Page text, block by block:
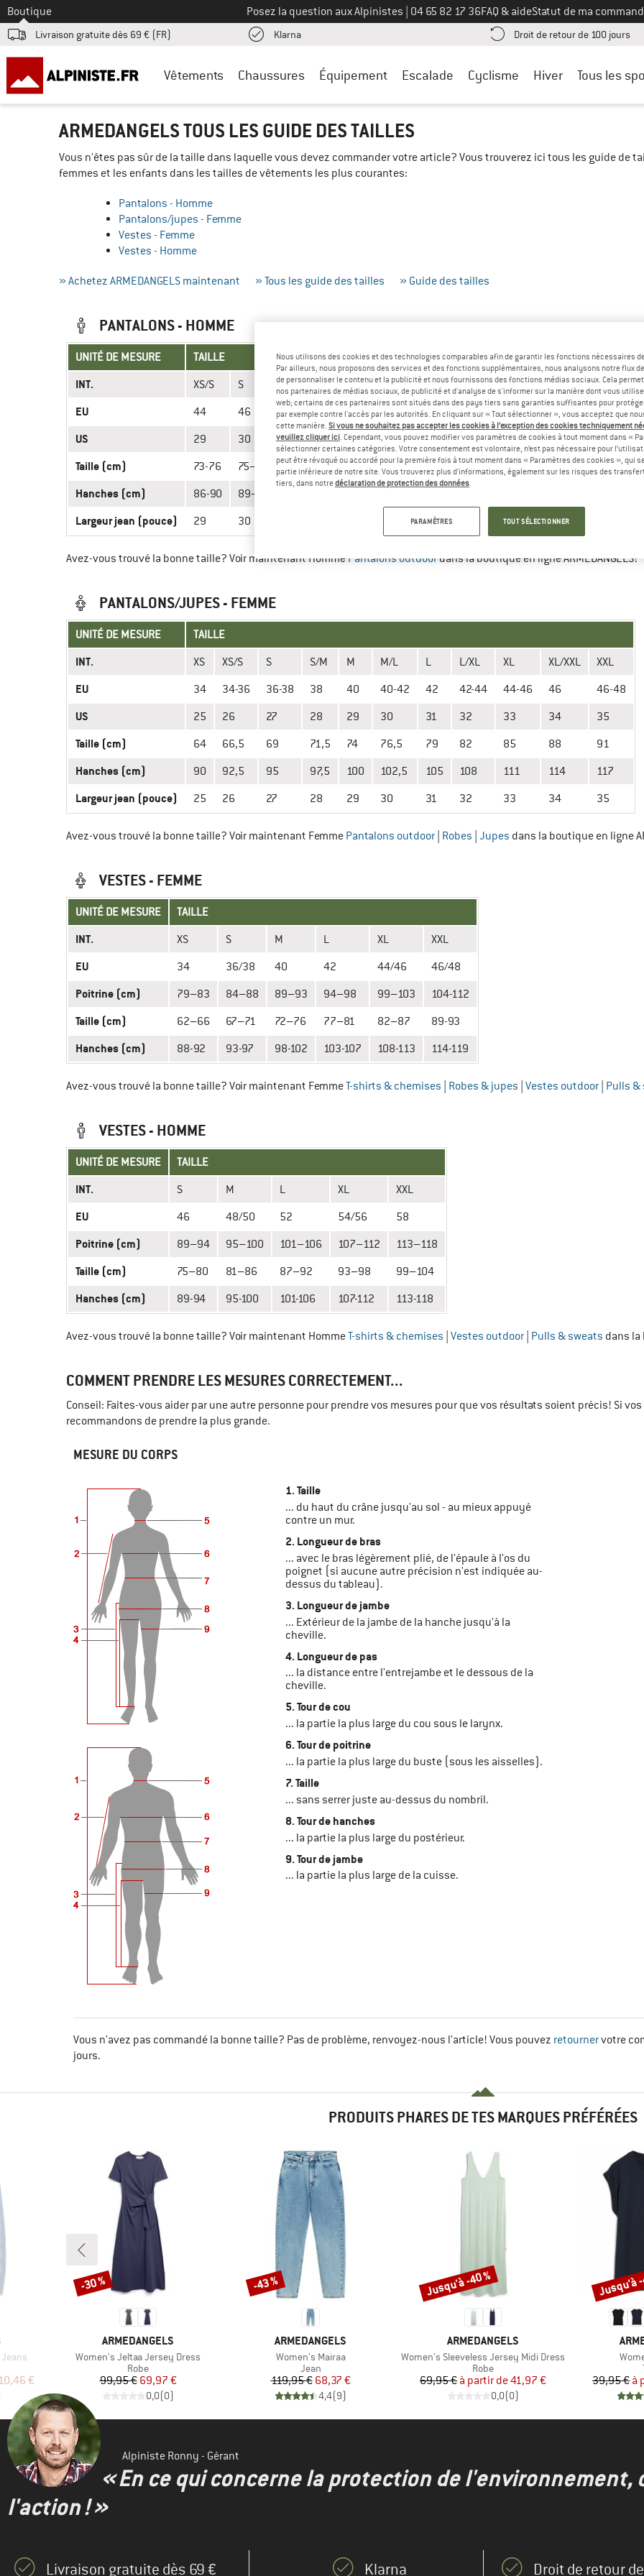
Vers le
Boutique Posez la question aux Alpinistes Appelez-nous au
04 65 82 17 36FAQ & aideStatut de ma
Livraison gratuite dès 69 € (FR) KlarnaTrouve les informations de paiement ici ! Ouvre une boîte d'information
Droit de retour de 100 jours
Vêtements Chaussures Équipement Escalade Cyclisme Hiver Tous les
ARMEDANGELS TOUS LES GUIDE DES TAILLES
Vous n'êtes pas sûr de la taille dans laquelle vous devez commander votre article? Vous trouverez ici tous les guide de
femmes et les enfants dans les tailles de vêtements les plus courantes:
Pantalons - Homme
Pantalons/jupes - Femme
Vestes - Femme
Vestes - Homme
» Achetez ARMEDANGELS maintenant » Tous les guide des tailles » Guide des tailles
PANTALONS - HOMME
UNITÉ DE MESURE TAILLE
INT. XS⁠/⁠S S S⁠/M M M⁠/⁠L L XL XXL
EU 44 46 48 48/50 50 52 54/56 58
US 29 30 31 32 33 34 36 38
Taille (cm) 73-76 75–80 79-82 81–86 85-88 87–92 93–98 99–104
Hanches (cm) 86-90 89–94
Largeur jean (pouce) 29 30 34 36 38
Avez-vous trouvé la bonne taille? Voir maintenant HommePantalons outdoordans la boutique en ligne ARMEDANGELS!
PANTALONS/JUPES - FEMME
UNITÉ DE MESURE TAILLE
INT. XS XS⁠/⁠S S S⁠/M M M⁠/⁠L L L/XL XL XL/XXL XXL
EU 34 34-36 36⁠-38 38 40 40-42 42 42-44 44⁠-46 46 46-48
US 25 26 27 28 29 30 31 32 33 34 35
Taille (cm) 64 66,5 69 71,5 74 76,5 79 82 85 88 91
Hanches (cm) 90 92,5 95 97,5 100 102,5 105 108 111 114 117
Largeur jean (pouce) 25 26 27 28 29 30 31 32 33 34 35
Avez-vous trouvé la bonne taille? Voir maintenant Femme Pantalons outdoor Robes Jupes dans la boutique en ligne
VESTES - FEMME
UNITÉ DE MESURE TAILLE
INT. XS S M L XL XXL
EU 34 36⁠/⁠38 40 42 44⁠/⁠46 46/48
Poitrine (cm) 79⁠–⁠83 84⁠–⁠88 89⁠–⁠93 94⁠–⁠98 99⁠–⁠103 104-112
Taille (cm) 62⁠–⁠66 67⁠–⁠71 72⁠–⁠76 77⁠–⁠81 82⁠–⁠87 89-93
Hanches (cm) 88-92 93-97 98-102 103-107 108-113 114-119
Avez-vous trouvé la bonne taille? Voir maintenant FemmeT-shirts & chemises Robes & jupes Vestes outdoor Pulls &
VESTES - HOMME
UNITÉ DE MESURE TAILLE
INT. S M L XL XXL
EU 46 48⁠⁠/50 52 54/56 58
Poitrine (cm) 89⁠–⁠⁠94 95⁠⁠–⁠⁠100 101⁠⁠–⁠⁠106 107⁠⁠–⁠⁠112 113⁠⁠–⁠⁠118
Taille (cm) 75⁠⁠–⁠⁠80 81⁠⁠–⁠⁠86 87⁠⁠–⁠92 93⁠⁠–⁠⁠98 99⁠⁠–⁠⁠104
Hanches (cm) 89-94 95-100 101-106 107-112 113-118
Avez-vous trouvé la bonne taille? Voir maintenant HommeT-shirts & chemises Vestes outdoor Pulls & sweats dans la
COMMENT PRENDRE LES MESURES CORRECTEMENT...
Conseil: Faites-vous aider par une autre personne pour prendre vos mesures pour que vos résultats soient précis! Si
recommandons de prendre la plus grande.
MESURE DU CORPS
1. Taille
... du haut du crâne jusqu'au sol - au mieux appuyé
contre un mur.
2. Longueur de bras
... avec le bras légèrement plié, de l'épaule à l'os du
poignet (si aucune autre précision n'est indiquée au-
dessus du tableau).
3. Longueur de jambe
... Extérieur de la jambe de la hanche jusqu'à la
cheville.
4. Longueur de pas
... la distance entre l'entrejambe et le dessous de la
cheville.
5. Tour de cou
... la partie la plus large du cou sous le larynx.
6. Tour de poitrine
... la partie la plus large du buste (sous les aisselles).
7. Taille
... sans serrer juste au-dessus du nombril.
8. Tour de hanches
... la partie la plus large du postérieur.
9. Tour de jambe
... la partie la plus large de la cuisse.
Vous n'avez pas commandé la bonne taille? Pas de problème, renvoyez-nous l'article! Vous pouvez retournervotre
jours.
PRODUITS PHARES DE TES MARQUES PRÉFÉRÉES
€
MARQUE
ARMEDANGELS
Article
Women's Jeltaa Jersey Dress
Product group
Robe
Prix
99,95 €Prix réduit
69,97 €
0,0(0)
Remise
-30 %
MARQUE
ARMEDANGELS
Article
Women's Mairaa
Product group
Jean
Prix
119,95 €Prix réduit
68,37 €
4,4(9)
Remise
-43 %
MARQUE
ARMEDANGELS
Article
Women's Sleeveless Jersey Midi Dress
Product group
Robe
Prix
69,95 € Prix réduit
à partir de41,97 €
0,0(0)
Remise
Jusqu'à -40 %
39,95 € à
Remise
Jusqu'à
Alpiniste Ronny - Gérant
« En ce qui concerne la protection de l'environnement,
l'action ! »
Livraison gratuite dès 69 € Klarna Droit de retour
Nous utilisons des cookies et des technologies comparables afin de garantir les fonctions nécessaires
Par ailleurs, nous proposons des services et des fonctions supplémentaires, nous analysons notre flux
de personnaliser le contenu et la publicité et nous fournissons des fonctions médias sociaux. Cela
nos partenaires de médias sociaux, de publicité et d'analyse de s'informer sur la manière dont vous
web; certains de ces partenaires sont situés dans des pays tiers sans garanties suffisantes pour
par exemple contre l'accès par les autorités. En cliquant sur « Tout sélectionner », vous acceptez que
cette manière. Si vous ne souhaitez pas accepter les cookies à l’exception des cookies techniquement
veuillez cliquer ici. Cependant, vous pouvez modifier vos paramètres de cookies à tout moment dans «
sélectionner certaines catégories. Votre consentement est volontaire, n’est pas nécessaire pour
peut être révoqué ou accordé pour la première fois à tout moment dans « Paramètres des cookies », qui
partie inférieure de notre site. Vous trouverez plus d'informations, également sur les risques des
tiers, dans notredéclaration de protection des données.
PARAMÈTRES TOUT SÉLECTIONNER